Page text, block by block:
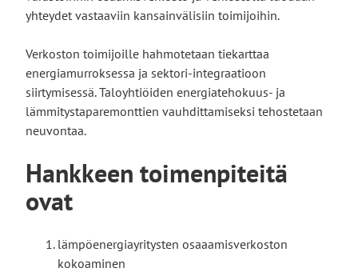
yhteydet vastaaviin kansainvälisiin toimijoihin.
Verkoston toimijoille hahmotetaan tiekarttaa
energiamurroksessa ja sektori-integraatioon
siirtymisessä. Taloyhtiöiden energiatehokuus- ja
lämmitystaparemonttien vauhdittamiseksi tehostetaan
neuvontaa.
Hankkeen toimenpiteitä
ovat
lämpöenergiayritysten osaaamisverkoston
kokoaminen